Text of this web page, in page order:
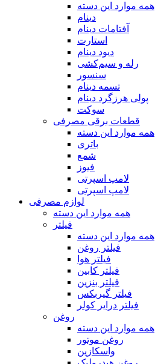
همه موارد این دسته
دینام
آفتامات دینام
استارت
دیود دینام
رله و سیم‌کشی
سنسور
تسمه‌‌ دینام
پولی هرزگرد دینام
سوکت
قطعات برقی مصرفی
همه موارد این دسته
باتری
شمع
فیوز
لامپ اسپرتی
لامپ اسپرتی
لوازم مصرفی
همه موارد این دسته
فیلتر
همه موارد این دسته
فیلتر روغن
فیلتر هوا
فیلتر کابین
فیلتر بنزین
فیلتر گیربکس
فیلتر درایر کولر
روغن
همه موارد این دسته
روغن موتور
واسکازین